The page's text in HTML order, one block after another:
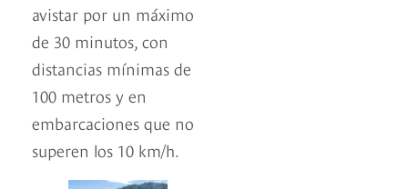
avistar por un máximo
de 30 minutos, con
distancias mínimas de
100 metros y en
embarcaciones que no
superen los 10 km/h.